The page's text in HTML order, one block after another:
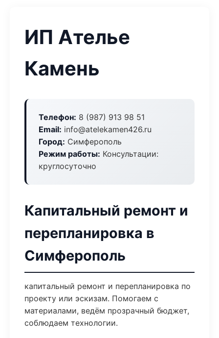
ИП Ателье
Камень
Телефон: 8 (987) 913 98 51
Email: info@atelekamen426.ru
Город: Симферополь
Режим работы: Консультации:
круглосуточно
Капитальный ремонт и
перепланировка в
Симферополь
капитальный ремонт и перепланировка по
проекту или эскизам. Помогаем с
материалами, ведём прозрачный бюджет,
соблюдаем технологии.